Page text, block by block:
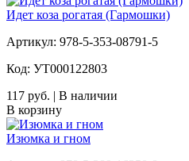
Идет коза рогатая (Гармошки)
Артикул: 978-5-353-08791-5
Код: УТ000122803
117 руб. | В наличии
В корзину
Изюмка и гном